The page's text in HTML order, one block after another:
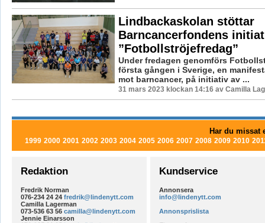
Lindbackaskolan stöttar
Barncancerfondens
”Fotbollströjefredag”
Under fredagen genomförs
första gången i Sverige, en
mot barncancer, på initiativ av ...
31 mars 2023 klockan 14:16 av Camilla
Har du missat
1999 2000 2001 2002 2003 2004 2005 2006 2007 2008 2009 2010
Redaktion
Fredrik Norman
076-234 24 24 fredrik@lindenytt.com
Camilla Lagerman
073-536 63 56 camilla@lindenytt.com
Jennie Einarsson
Kundservice
Annonsera
info@lindenytt.com
Annonsprislista